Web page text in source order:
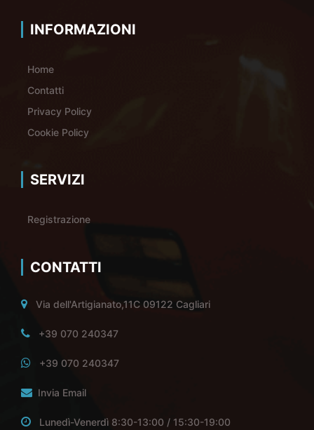
INFORMAZIONI
Home
Contatti
Privacy Policy
Cookie Policy
SERVIZI
Registrazione
CONTATTI
Via dell'Artigianato,11C 09122 Cagliari
+39 070 240347
+39 070 240347
Invia Email
Lunedì-Venerdì 8:30-13:00 / 15:30-19:00